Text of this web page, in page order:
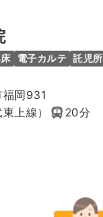
電子カルテ 託児所
福岡931
上線）
20分